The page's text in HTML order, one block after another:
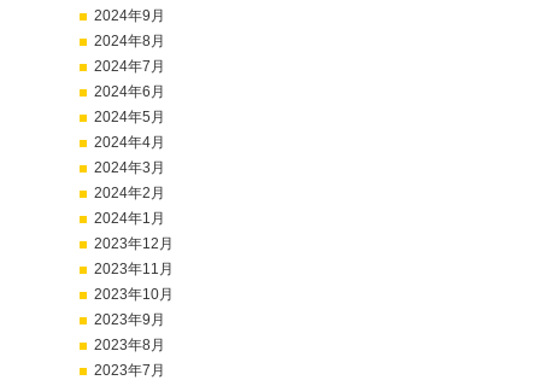
2024年9月
2024年8月
2024年7月
2024年6月
2024年5月
2024年4月
2024年3月
2024年2月
2024年1月
2023年12月
2023年11月
2023年10月
2023年9月
2023年8月
2023年7月